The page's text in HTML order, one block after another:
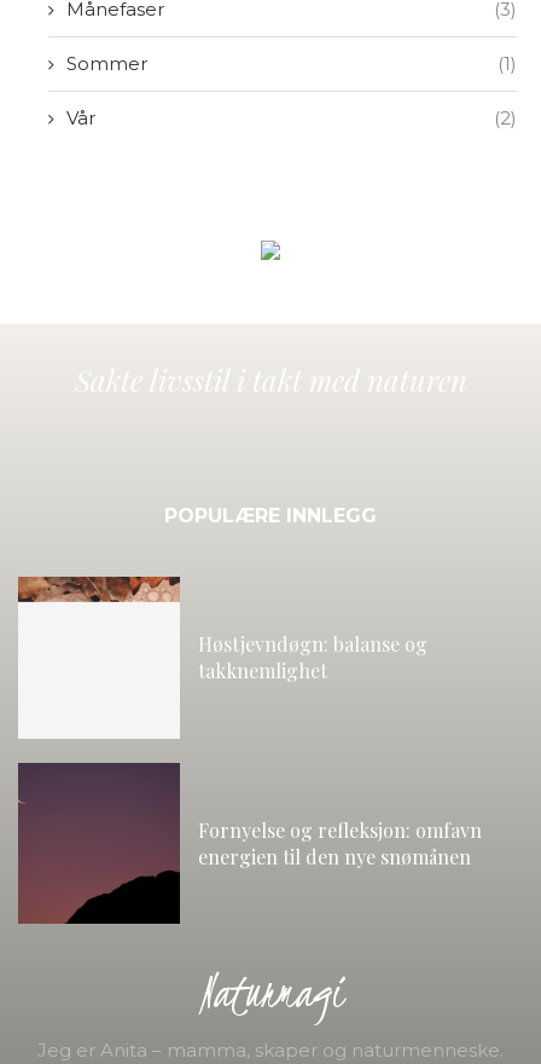
Månefaser (3)
Sommer (1)
Vår (2)
Sakte livsstil i takt med naturen
POPULÆRE INNLEGG
Høstjevndøgn: balanse og
takknemlighet
Fornyelse og refleksjon: omfavn
energien til den nye snømånen
Naturmagi
Jeg er Anita – mamma, skaper og naturmenneske.